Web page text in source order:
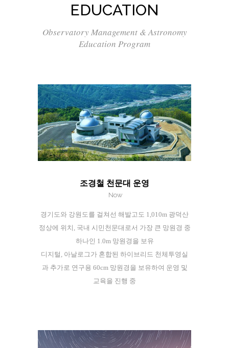
EDUCATION
Observatory Management & Astronomy
Education Program
조경철 천문대 운영
Now
경기도와 강원도를 걸쳐선 해발고도 1,010m 광덕산
정상에 위치, 국내 시민천문대로서 가장 큰 망원경 중
하나인 1.0m 망원경을 보유
디지털, 아날로그가 혼합된 하이브리드 천체투영실
과 추가로 연구용 60cm 망원경을 보유하여 운영 및
교육을 진행 중